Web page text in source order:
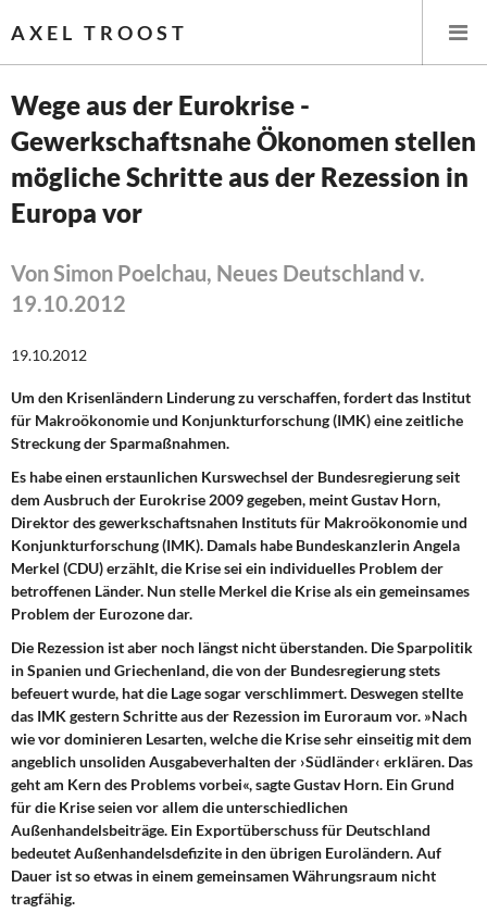
AXEL TROOST
Startseite
Themen
Wirtschaftspolitik
Steuer- und Finanzpolitik
Öffentliche Infrastruktur und Daseinsvorsorge
Eurokrise und Griechenland
DIE LINKE
Weitere Themen
Memo-Gruppe
Institut Solidarische Moderne
Rosa-Luxemburg-Stiftung
Über mich
Kontakt
Wege aus der Eurokrise -
Gewerkschaftsnahe Ökonomen stellen
mögliche Schritte aus der Rezession in
Europa vor
Von Simon Poelchau, Neues Deutschland v.
19.10.2012
19.10.2012
Um den Krisenländern Linderung zu verschaffen, fordert das Institut
für Makroökonomie und Konjunkturforschung (IMK) eine zeitliche
Streckung der Sparmaßnahmen.
Es habe einen erstaunlichen Kurswechsel der Bundesregierung seit
dem Ausbruch der Eurokrise 2009 gegeben, meint Gustav Horn,
Direktor des gewerkschaftsnahen Instituts für Makroökonomie und
Konjunkturforschung (IMK). Damals habe Bundeskanzlerin Angela
Merkel (CDU) erzählt, die Krise sei ein individuelles Problem der
betroffenen Länder. Nun stelle Merkel die Krise als ein gemeinsames
Problem der Eurozone dar.
Die Rezession ist aber noch längst nicht überstanden. Die Sparpolitik
in Spanien und Griechenland, die von der Bundesregierung stets
befeuert wurde, hat die Lage sogar verschlimmert. Deswegen stellte
das IMK gestern Schritte aus der Rezession im Euroraum vor. »Nach
wie vor dominieren Lesarten, welche die Krise sehr einseitig mit dem
angeblich unsoliden Ausgabeverhalten der ›Südländer‹ erklären. Das
geht am Kern des Problems vorbei«, sagte Gustav Horn. Ein Grund
für die Krise seien vor allem die unterschiedlichen
Außenhandelsbeiträge. Ein Exportüberschuss für Deutschland
bedeutet Außenhandelsdefizite in den übrigen Euroländern. Auf
Dauer ist so etwas in einem gemeinsamen Währungsraum nicht
tragfähig.